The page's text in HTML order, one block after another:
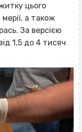
цього
а також
За версією
1,5 до 4 тисяч